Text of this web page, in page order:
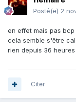
Posté(e) 2
en effet mais pas
cela semble s'être
rien depuis 36 heures
Citer